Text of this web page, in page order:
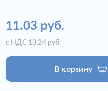
11.03 руб.
с НДС 13.24 руб.
В корзину